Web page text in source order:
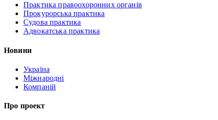
Практика правоохоронних органів
Прокурорська практика
Судова практика
Адвокатська практика
Новини
Україна
Міжнародні
Компаній
Про проект